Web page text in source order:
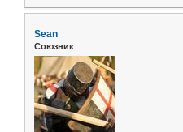
Sean
Союзник